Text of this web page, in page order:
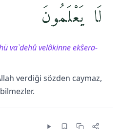
لَا يَعْلَمُونَ
va`dehû velâkinne ekŝera-
verdiği sözden caymaz,